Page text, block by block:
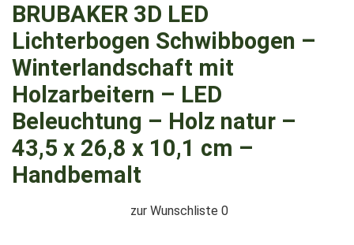
BRUBAKER 3D LED
Lichterbogen Schwibbogen –
Winterlandschaft mit
Holzarbeitern – LED
Beleuchtung – Holz natur –
43,5 x 26,8 x 10,1 cm –
Handbemalt
zur Wunschliste 0